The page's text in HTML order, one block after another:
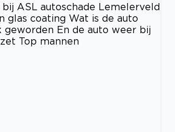
ASL autoschade Lemelerveld
glas coating Wat is de auto
geworden En de auto weer bij
Top mannen